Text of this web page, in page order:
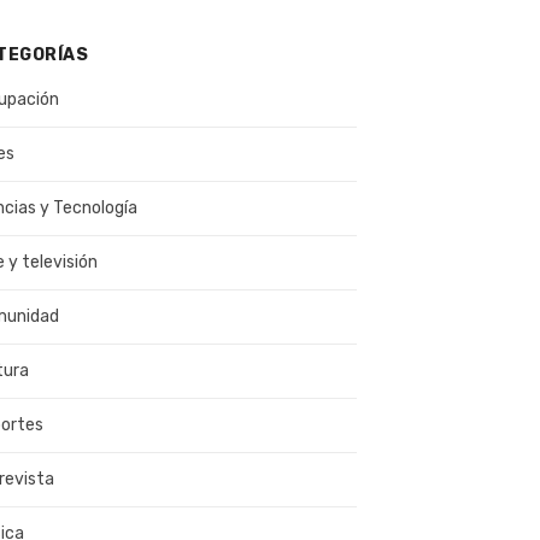
y Tecnología
y televisión